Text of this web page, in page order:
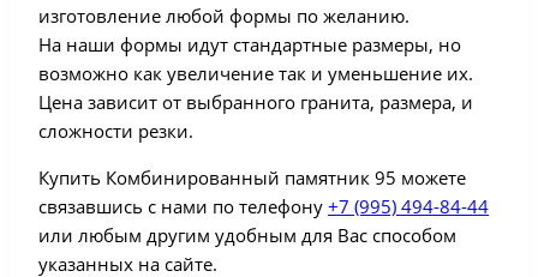
изготовление любой формы по желанию.
На наши формы идут стандартные размеры, но
возможно как увеличение так и уменьшение их.
Цена зависит от выбранного гранита, размера, и
сложности резки.
Купить Комбинированный памятник 95 можете
связавшись с нами по телефону +7 (995) 494-84-44
или любым другим удобным для Вас способом
указанных на сайте.